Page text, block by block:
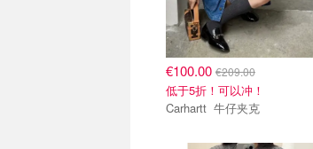
€100.00 €209.00
低于5折！可以冲！
Carhartt 牛仔夹克